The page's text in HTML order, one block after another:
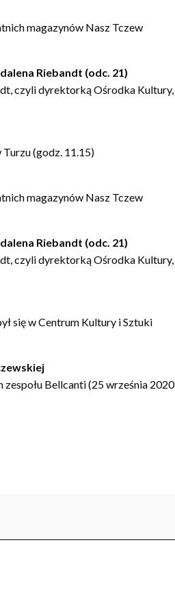
magazynów Nasz Tczew
Riebandt (odc. 21)
czyli dyrektorką Ośrodka Kultury,
(godz. 11.15)
magazynów Nasz Tczew
Riebandt (odc. 21)
czyli dyrektorką Ośrodka Kultury,
się w Centrum Kultury i Sztuki
Bellcanti (25 września 2020